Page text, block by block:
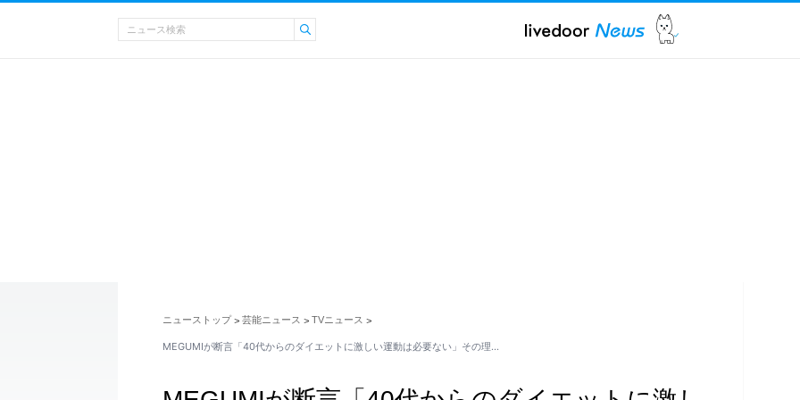
ニューストップ > 芸能ニュース > TVニュース >
MEGUMIが断言「40代からのダイエットに激しい運動は必要ない」その理…